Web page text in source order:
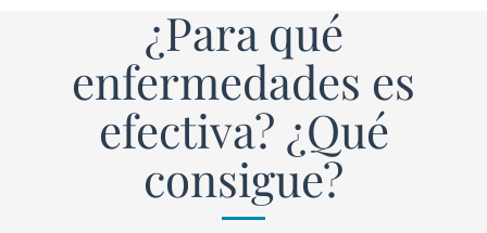
¿Para qué
enfermedades es
efectiva? ¿Qué
consigue?